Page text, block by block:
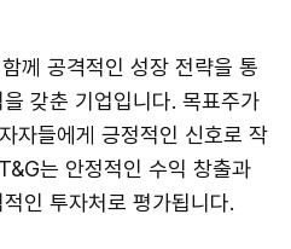
께 공격적인 성장 전략을 통
갖춘 기업입니다. 목표주가
자들에게 긍정적인 신호로 작
는 안정적인 수익 창출과
인 투자처로 평가됩니다.